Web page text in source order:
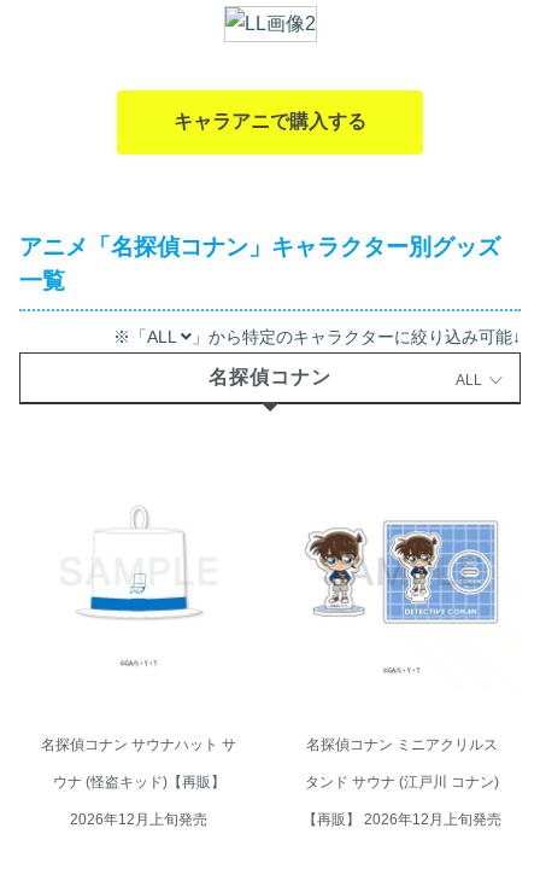
キャラアニで購入する
アニメ「名探偵コナン」キャラクター別グッズ
一覧
※「ALL 」から特定のキャラクターに絞り込み可能↓
名探偵コナン ALL
ナ (怪盗キッド)【再販】 2026年
12月上旬発売
名探偵コナン サウナハット サ
ウナ (怪盗キッド)【再販】
2026年12月上旬発売
名探偵コナン ミニアクリルスタ
ンド サウナ (江戸川 コナン)【再
販】 2026年12月上旬発売
名探偵コナン ミニアクリルス
タンド サウナ (江戸川 コナン)
【再販】 2026年12月上旬発売